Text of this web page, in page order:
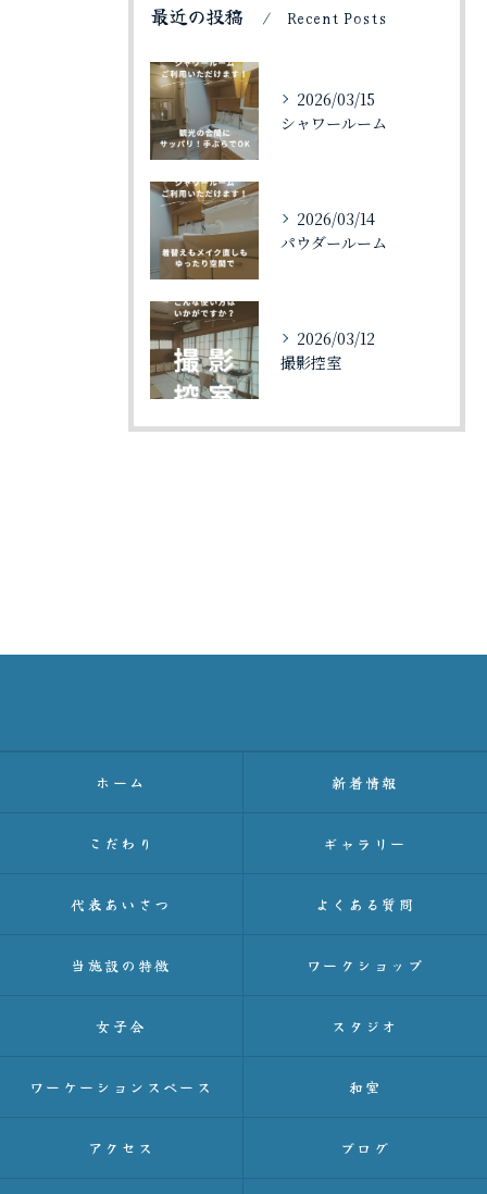
最近の投稿 Recent Posts
2026/03/15
シャワールーム
2026/03/14
パウダールーム
2026/03/12
撮影控室
ホーム 新着情報
こだわり ギャラリー
代表あいさつ よくある質問
当施設の特徴 ワークショップ
女子会 スタジオ
ワーケーションスペース 和室
アクセス ブログ